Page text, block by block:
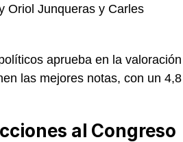
Oriol Junqueras y Carles
aprueba en la valoración
las mejores notas, con un 4,8
al Congreso